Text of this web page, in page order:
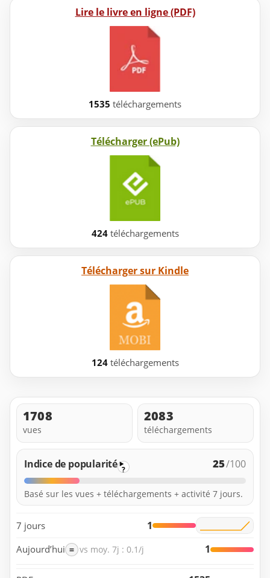
Lire le livre en ligne (PDF)
1535 téléchargements
Télécharger (ePub)
424téléchargements
Télécharger sur Kindle
124téléchargements
1708
vues
2083
téléchargements
Indice de popularité ? 25/100
Basé sur les vues + téléchargements + activité 7 jours.
7 jours 1
Aujourd’hui = vs moy. 7j : 0.1/j 1